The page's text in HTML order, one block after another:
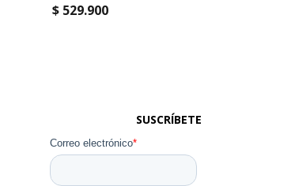
$ 529.900
SUSCRÍBETE